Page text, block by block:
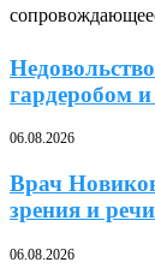
гардеробом
06.08.2026
Врач
зрения и
06.08.2026